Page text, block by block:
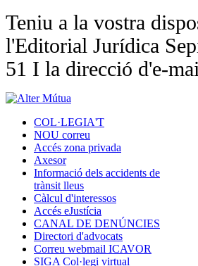
Teniu a la vostra
l'Editorial Jurídica
51 I la direcció d'e-
COL·LEGIA'T
NOU correu
Accés zona privada
Axesor
Informació dels accidents de
trànsit lleus
Càlcul d'interessos
Accés eJustícia
CANAL DE DENÚNCIES
Directori d'advocats
Correu webmail ICAVOR
SIGA Col·legi virtual